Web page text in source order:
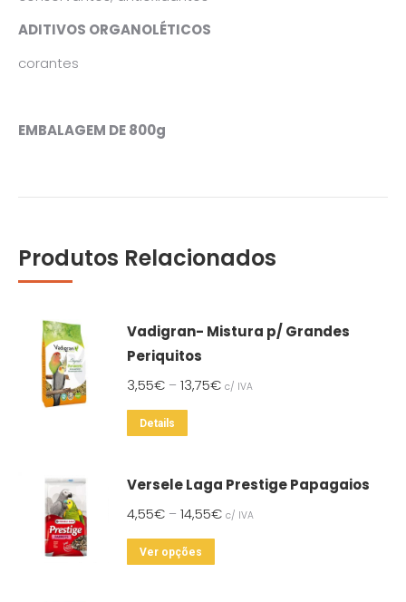
ADITIVOS ORGANOLÉTICOS
corantes
EMBALAGEM DE 800g
Produtos Relacionados
Vadigran- Mistura p/ Grandes
Periquitos
3,55€ – 13,75€ c/ IVA
Details
multiple
variants.
The
options
Versele Laga Prestige Papagaios
4,55€ – 14,55€ c/ IVA
Ver opções